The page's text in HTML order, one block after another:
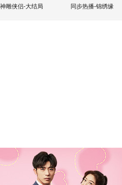
神雕侠侣-大结局 同步热播-锦绣缘